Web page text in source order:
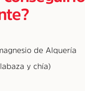
de Alquería
y chía)